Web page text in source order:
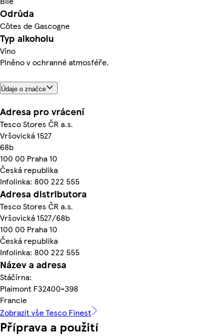
Odrůda
Côtes de Gascogne
Typ alkoholu
Víno
Plněno v ochranné atmosféře.
Údaje o značce
Adresa pro vrácení
Tesco Stores ČR a.s.
Vršovická 1527
68b
100 00 Praha 10
Česká republika
Infolinka: 800 222 555
Adresa distributora
Tesco Stores ČR a.s.
Vršovická 1527/68b
100 00 Praha 10
Česká republika
Infolinka: 800 222 555
Název a adresa
Stáčírna:
Plaimont F32400-398
Francie
Zobrazit vše Tesco Finest
Příprava a použití